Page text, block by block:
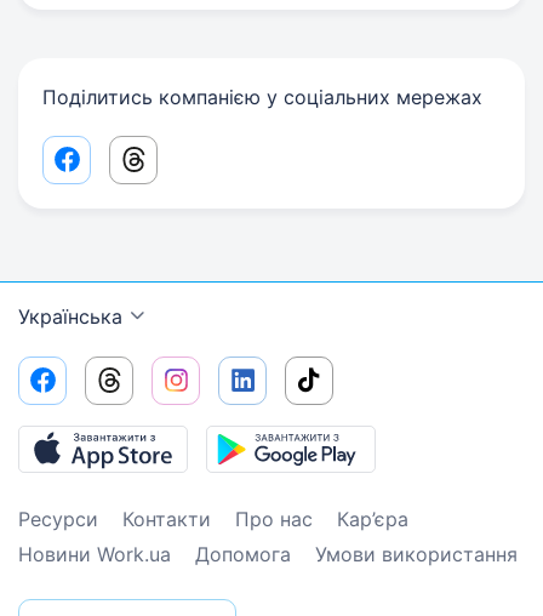
Поділитись компанією у соціальних мережах
Facebook share link
Threads share link
Українська
Ресурси Контакти Про нас
Кар’єра
Новини Work.ua
Допомога Умови використання